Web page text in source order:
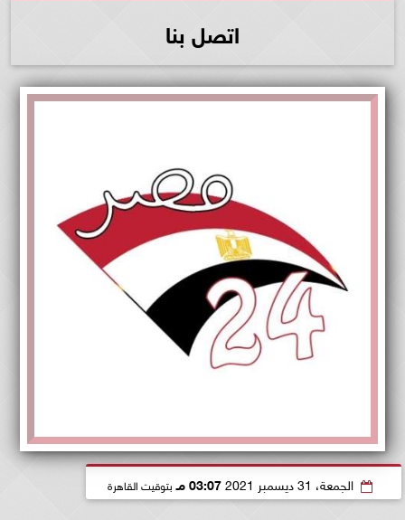
اتصل بنا
الجمعة، 31 ديسمبر 2021 03:07 مـ بتوقيت القاهرة